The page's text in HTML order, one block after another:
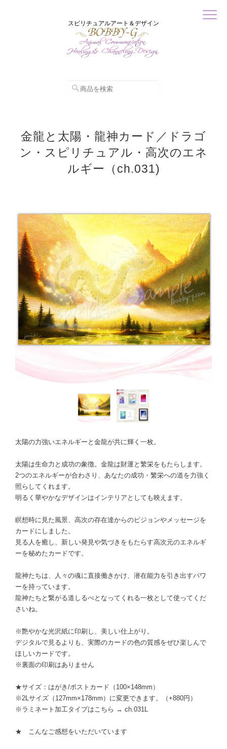
スピリチュアルアート＆デザイン
金龍と太陽・龍神カード／ドラゴ
ン・スピリチュアル・高次のエネ
ルギー（ch.031)
太陽の力強いエネルギーと金龍が共に輝く一枚。
太陽は生命力と成功の象徴。金龍は財運と繁栄をもたらします。
2つのエネルギーが合わさり、あなたの成功・繁栄への道を力強く
照らしてくれます。
明るく華やかなデザインはインテリアとしても映えます。
瞑想時に見た風景、高次の存在達からのビジョンやメッセージを
カードにしました。
見る人を癒し、新しい発見や気づきをもたらす高次元のエネルギ
ーを秘めたカードです。
龍神たちは、人々の魂に直接働きかけ、潜在能力を引き出すパワ
ーを持っています。
龍神たちと繋がる道しるべとなってくれる一枚として使ってくだ
さいね。
※艶やかな光沢紙に印刷し、美しい仕上がり。
デジタルで見るよりも、実際のカードの色の質感をぜひ楽しんで
ほしいカードです。
※裏面の印刷はありません
★サイズ：はがき/ポストカード（100×148mm）
※2Lサイズ（127mm×178mm）に変更できます。（+880円）
※ラミネート加工タイプはこちら → ch.031L
★ こんなご感想をいただいています